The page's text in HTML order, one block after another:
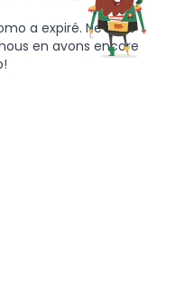
a expiré. Ne vous
en avons encore